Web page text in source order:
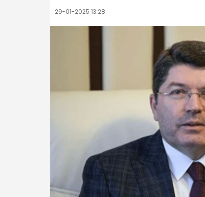
29-01-2025 13:28